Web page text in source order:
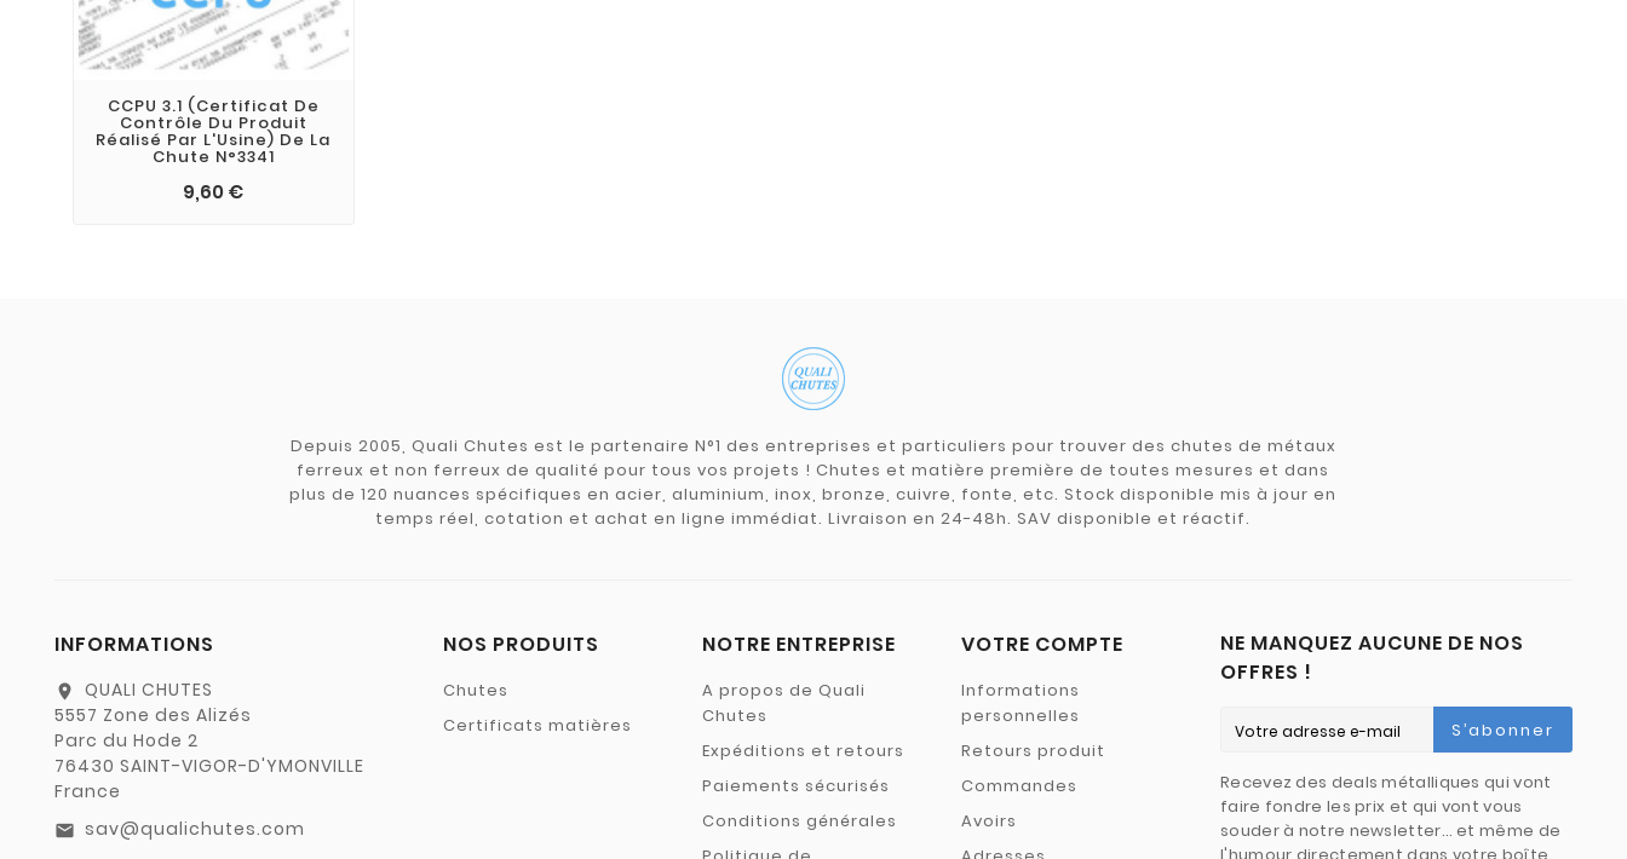
CCPU 3.1 (Certificat De
Contrôle Du Produit
Réalisé Par L'Usine) De La
Chute N°3341
9,60 €
Depuis 2005, Quali Chutes est le partenaire N°1 des entreprises et particuliers pour trouver des chutes de métaux
ferreux et non ferreux de qualité pour tous vos projets ! Chutes et matière première de toutes mesures et dans
plus de 120 nuances spécifiques en acier, aluminium, inox, bronze, cuivre, fonte, etc. Stock disponible mis à jour en
temps réel, cotation et achat en ligne immédiat. Livraison en 24-48h. SAV disponible et réactif.
INFORMATIONS
location_on
QUALI CHUTES
5557 Zone des Alizés
Parc du Hode 2
76430 SAINT-VIGOR-D'YMONVILLE
France
email sav@qualichutes.com
NOS PRODUITS
Chutes
Certificats matières
NOTRE ENTREPRISE
A propos de Quali
Chutes
Expéditions et retours
Paiements sécurisés
Conditions générales
VOTRE COMPTE
Informations
personnelles
Retours produit
Commandes
Avoirs
NE MANQUEZ AUCUNE DE NOS
OFFRES !
S’abonner
Recevez des deals métalliques qui vont
faire fondre les prix et qui vont vous
souder à notre newsletter… et même de